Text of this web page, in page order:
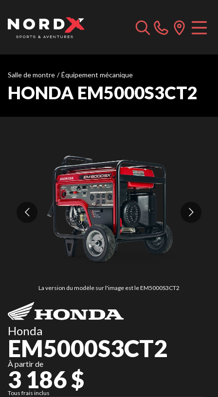
Salle de montre / Équipement mécanique
HONDA EM5000S3CT2
La version du modèle sur l'image est le EM5000S3CT2
Honda
EM5000S3CT2
À partir de
3 186 $
Tous frais inclus